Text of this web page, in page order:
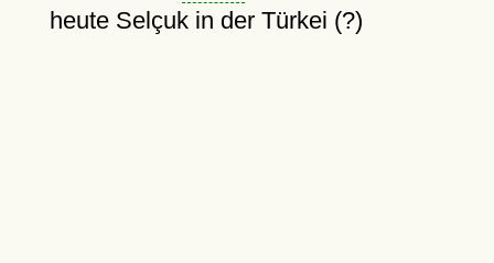
heute Selçuk in der Türkei (?)